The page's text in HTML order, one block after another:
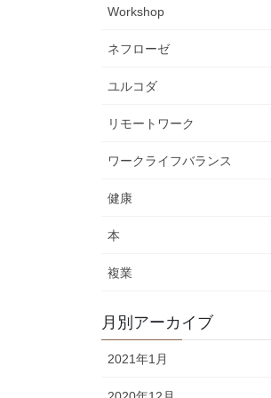
Workshop
ネフローゼ
ユルコダ
リモートワーク
ワークライフバランス
健康
本
複業
月別アーカイブ
2021年1月